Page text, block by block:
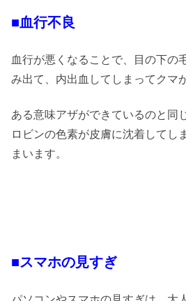
■血行不良
血行が悪くなることで、目の下の
み出て、内出血してしまってクマ
ある意味アザができているのと同
ロビンの色素が皮膚に沈着してし
まいます。
■スマホの見すぎ